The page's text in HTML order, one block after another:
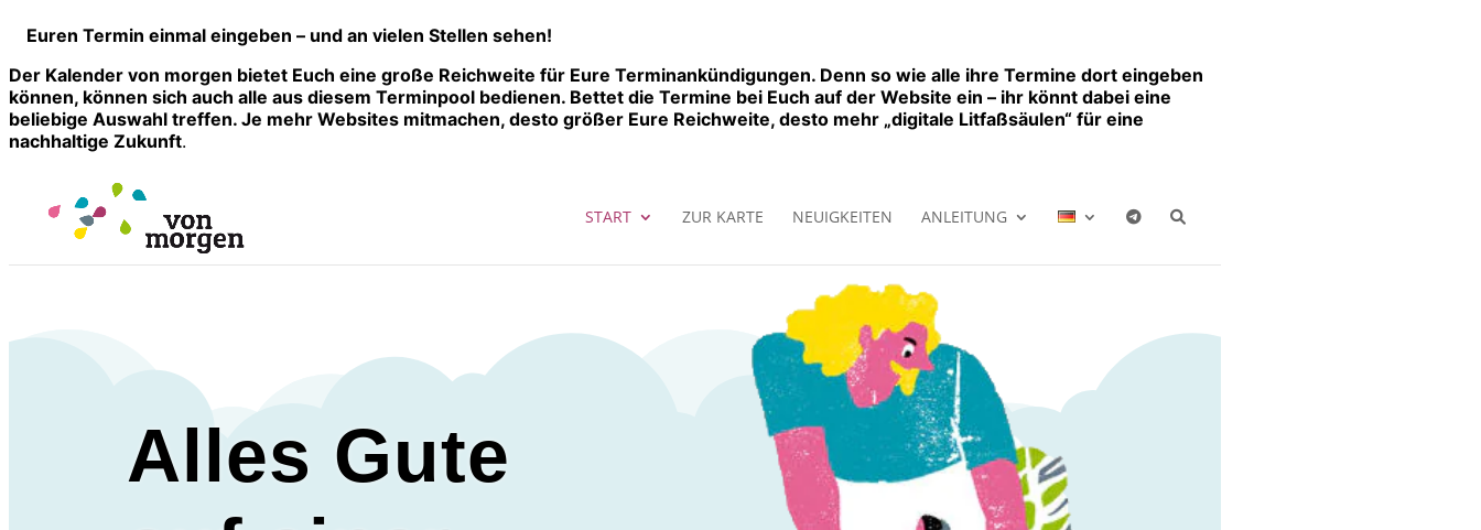
Euren Termin einmal eingeben – und an vielen Stellen sehen!
Der Kalender von morgen bietet Euch eine große Reichweite für Eure Terminankündigungen. Denn so wie alle ihre Termine dort eingeben
können, können sich auch alle aus diesem Terminpool bedienen. Bettet die Termine bei Euch auf der Website ein – ihr könnt dabei eine
beliebige Auswahl treffen. Je mehr Websites mitmachen, desto größer Eure Reichweite, desto mehr „digitale Litfaßsäulen“ für eine
nachhaltige Zukunft.